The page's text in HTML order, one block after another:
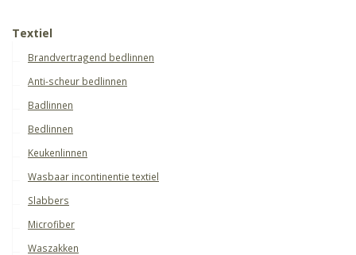
Textiel
Brandvertragend bedlinnen
Anti-scheur bedlinnen
Badlinnen
Bedlinnen
Keukenlinnen
Wasbaar incontinentie textiel
Slabbers
Microfiber
Waszakken